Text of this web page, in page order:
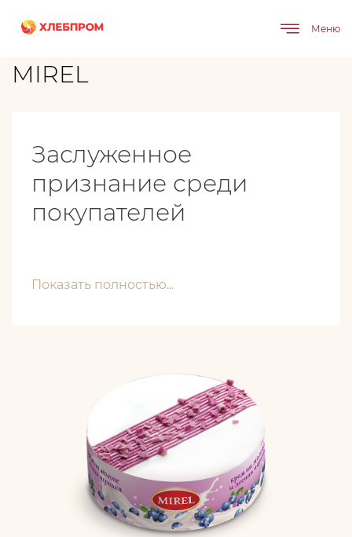
Меню
MIREL
Заслуженное
признание среди
покупателей
Показать полностью...